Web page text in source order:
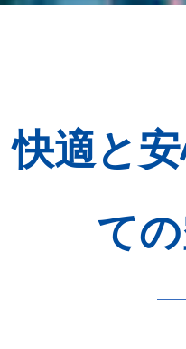
快適と
て